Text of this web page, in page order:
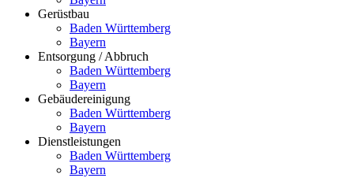
Gerüstbau
Baden Württemberg
Bayern
Entsorgung / Abbruch
Baden Württemberg
Bayern
Gebäudereinigung
Baden Württemberg
Bayern
Dienstleistungen
Baden Württemberg
Bayern